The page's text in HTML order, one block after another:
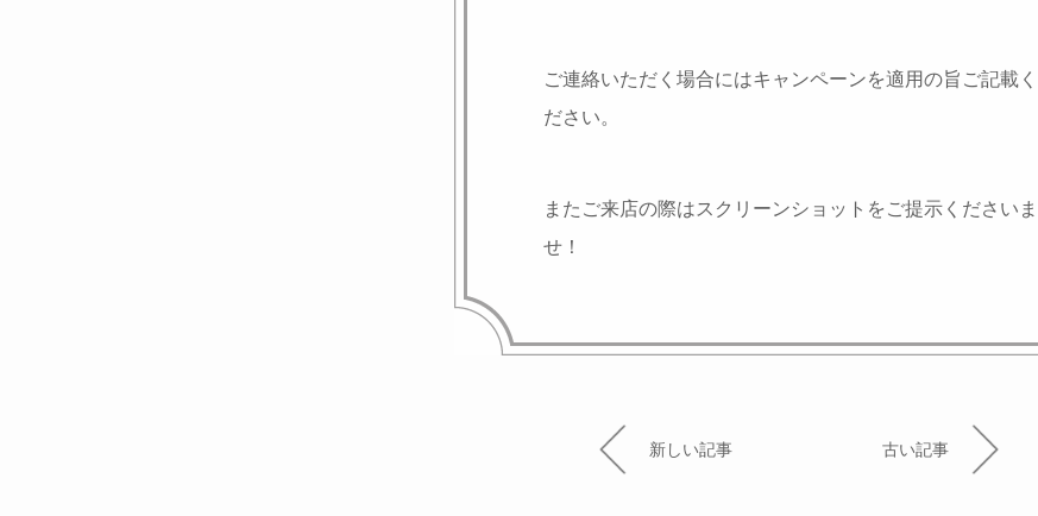
ご連絡いただく場合にはキャンペーンを適用の旨ご記載く
ださい。
またご来店の際はスクリーンショットをご提示くださいま
せ！
新しい記事 古い記事